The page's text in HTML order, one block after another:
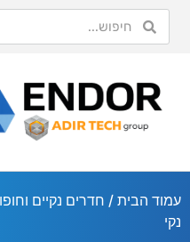
עמוד הבית / חדרים נקיים
נקי